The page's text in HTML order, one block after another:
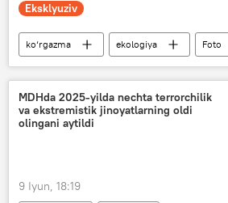
Eksklyuziv
ko‘rgazma ekologiya
Foto
Orol dengizi
rassom san’at
MDHda 2025-yilda nechta terrorchilik
va ekstremistik jinoyatlarning oldi
olingani aytildi
9 Iyun, 18:19